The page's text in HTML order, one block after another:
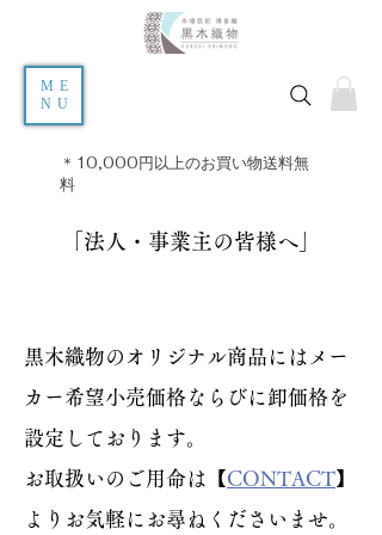
ME
NU
＊10,000円以上のお買い物送料無
料
​「法人・事業主の皆様へ」
黒木織物のオリジナル商品にはメー
カー希望小売価格ならびに卸価格を
設定しております。
お取扱いのご用命は【CONTACT】
よりお気軽にお尋ねくださいませ。